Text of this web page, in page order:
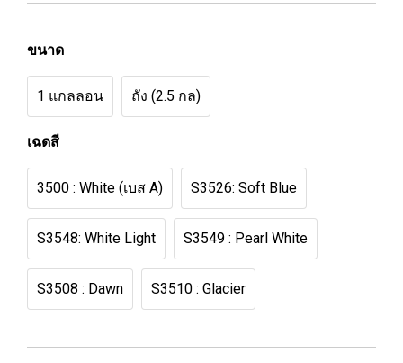
ขนาด
1 แกลลอน ถัง (2.5 กล)
เฉดสี
3500 : White (เบส A) S3526: Soft Blue
S3548: White Light S3549 : Pearl White
S3508 : Dawn S3510 : Glacier